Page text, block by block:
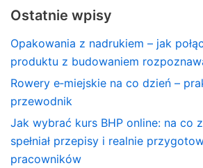
Ostatnie wpisy
Opakowania z nadrukiem – jak
produktu z budowaniem
Rowery e‑miejskie na co dzień –
przewodnik
Jak wybrać kurs BHP online: na co
spełniał przepisy i realnie
pracowników